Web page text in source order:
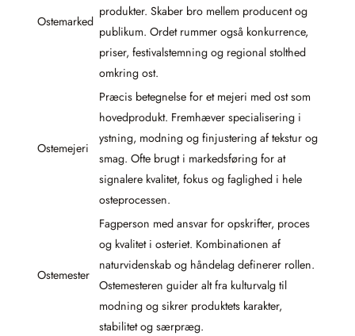
Ostemarked
produkter. Skaber bro mellem producent og
publikum. Ordet rummer også konkurrence,
priser, festivalstemning og regional stolthed
omkring ost.
Ostemejeri
Præcis betegnelse for et mejeri med ost som
hovedprodukt. Fremhæver specialisering i
ystning, modning og finjustering af tekstur og
smag. Ofte brugt i markedsføring for at
signalere kvalitet, fokus og faglighed i hele
osteprocessen.
Ostemester
Fagperson med ansvar for opskrifter, proces
og kvalitet i osteriet. Kombinationen af
naturvidenskab og håndelag definerer rollen.
Ostemesteren guider alt fra kulturvalg til
modning og sikrer produktets karakter,
stabilitet og særpræg.